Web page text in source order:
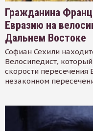
Гражданина
Евразию на
Дальнем Востоке
Софиан Сехили
Велосипедист,
скорости пересечения
незаконном